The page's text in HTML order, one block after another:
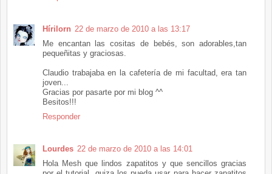
Hírilorn 22 de marzo de 2010 a las 13:17
Me encantan las cositas de bebés, son adorables,tan
pequeñitas y graciosas.
Claudio trabajaba en la cafetería de mi facultad, era tan
joven...
Gracias por pasarte por mi blog ^^
Besitos!!!
Responder
Lourdes 22 de marzo de 2010 a las 14:01
Hola Mesh que lindos zapatitos y que sencillos gracias